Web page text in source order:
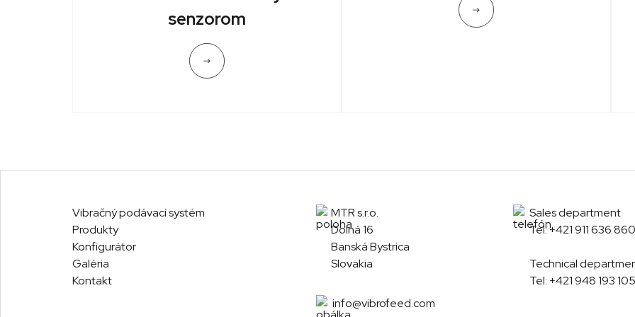
senzorom
Vibračný podávací systém
Produkty
Konfigurátor
Galéria
Kontakt
MTR s.r.o.
Dolná 16
Banská Bystrica
Slovakia
info@vibrofeed.com
Sales department
Tel:+421 911 636 860
Technical
Tel: +421 948 193 105